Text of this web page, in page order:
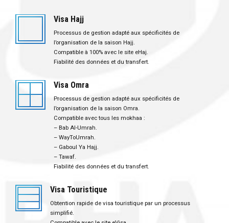
Visa Hajj
Processus de gestion adapté aux spécificités de
l’organisation de la saison Hajj.
Compatible à 100% avec le site eHaj.
Fiabilité des données et du transfert.
Visa Omra
Processus de gestion adapté aux spécificités de
l’organisation de la saison Omra.
Compatible avec tous les mokhaa :
– Bab Al-Umrah.
– WayToUmrah.
– Gaboul Ya Hajj.
– Tawaf.
Fiabilité des données et du transfert.
Visa Touristique
Obtention rapide de visa touristique par un processus
simplifié.